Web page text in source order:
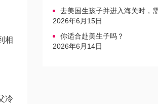
相
冷
去美国生孩子并进入海关时，
要注意的事项是什么？
2026年6月15日
你适合赴美生子吗？
2026年6月14日